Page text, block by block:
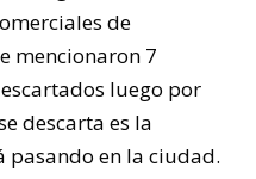
de
mencionaron 7
luego por
descarta es la
pasando en la ciudad.